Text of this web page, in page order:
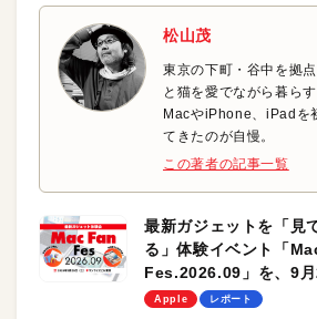
松山茂
東京の下町・谷中を拠
と猫を愛でながら暮ら
MacやiPhone、iPadを
てきたのが自慢。
この著者の記事一覧
最新ガジェットを「見
る」体験イベント「
Fes.2026.09」を、9
します！
Apple レポート